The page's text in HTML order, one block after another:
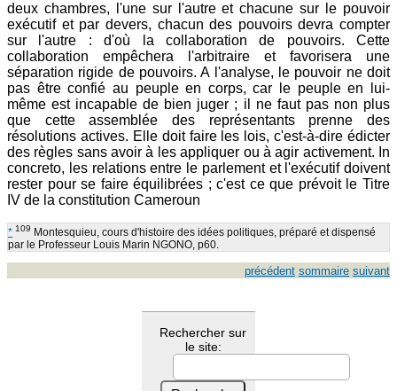
deux chambres, l'une sur l'autre et chacune sur le pouvoir
exécutif et par devers, chacun des pouvoirs devra compter
sur l'autre : d'où la collaboration de pouvoirs. Cette
collaboration empêchera l'arbitraire et favorisera une
séparation rigide de pouvoirs. A l'analyse, le pouvoir ne doit
pas être confié au peuple en corps, car le peuple en lui-
même est incapable de bien juger ; il ne faut pas non plus
que cette assemblée des représentants prenne des
résolutions actives. Elle doit faire les lois, c'est-à-dire édicter
des règles sans avoir à les appliquer ou à agir activement. In
concreto, les relations entre le parlement et l'exécutif doivent
rester pour se faire équilibrées ; c'est ce que prévoit le Titre
IV de la constitution Cameroun
* 109 Montesquieu, cours d'histoire des idées politiques, préparé et dispensé
par le Professeur Louis Marin NGONO, p60.
précédent sommaire suivant
Rechercher sur
le site: